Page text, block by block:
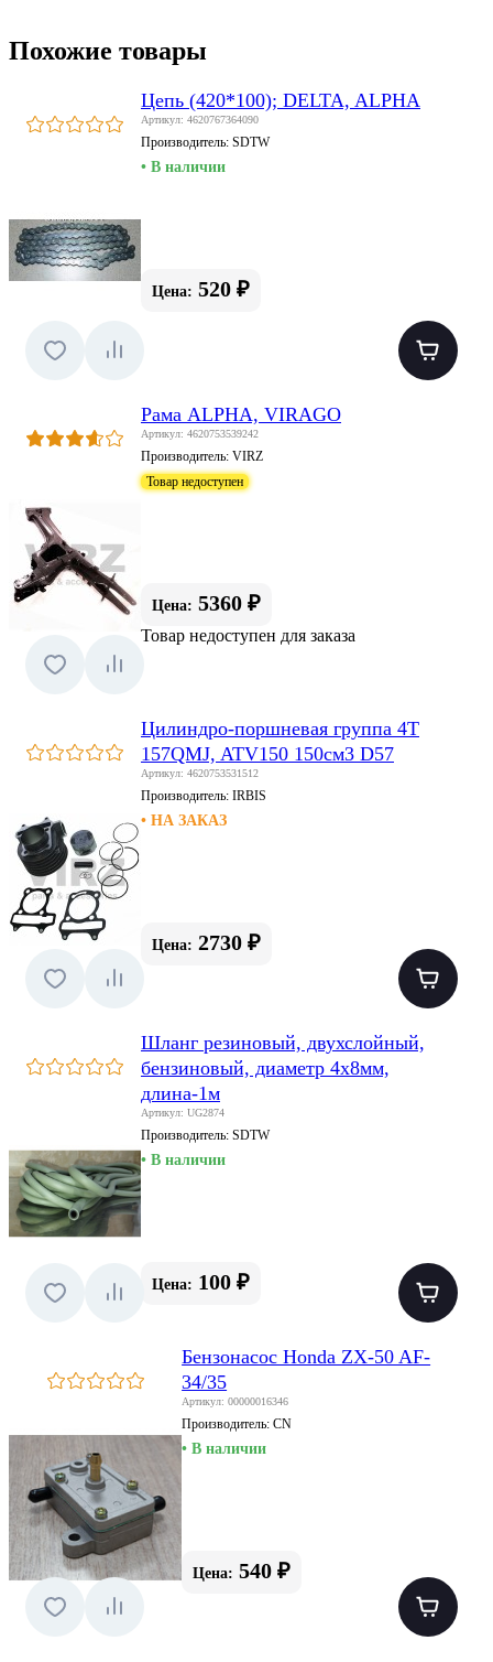
Похожие товары
Цепь (420*100); DELTA, ALPHA
Артикул: 4620767364090
Производитель: SDTW
• В наличии
Цена: 520 ₽
Рама ALPHA, VIRAGO
Артикул: 4620753539242
Производитель: VIRZ
Товар недоступен
Цена: 5360 ₽
Товар недоступен для заказа
Цилиндро-поршневая группа 4Т
157QMJ, ATV150 150см3 D57
Артикул: 4620753531512
Производитель: IRBIS
• НА ЗАКАЗ
Цена: 2730 ₽
Шланг резиновый, двухслойный,
бензиновый, диаметр 4х8мм,
длина-1м
Артикул: UG2874
Производитель: SDTW
• В наличии
Цена: 100 ₽
Бензонасос Honda ZX-50 AF-
34/35
Артикул: 00000016346
Производитель:CN
• В наличии
Цена: 540 ₽